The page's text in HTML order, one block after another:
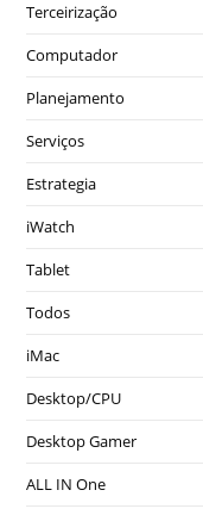
Terceirização
Computador
Planejamento
Serviços
Estrategia
iWatch
Tablet
Todos
iMac
Desktop/CPU
Desktop Gamer
ALL IN One